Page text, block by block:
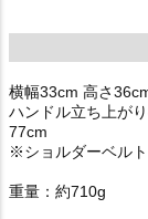
横幅33cm 高さ
ハンドル立ち上が
77cm
※ショルダーベルト
重量：約710g